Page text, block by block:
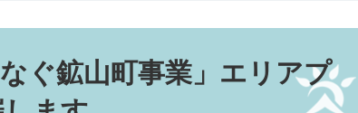
ぐ鉱山町事業」エリアプ